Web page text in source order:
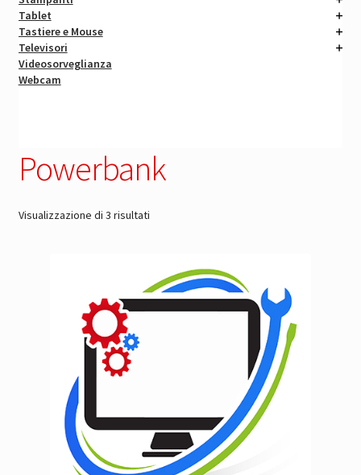
Powerbank
Visualizzazione di 3 risultatiPrezzo:
economico
Tablet
Tastiere e Mouse
Televisori
Videosorveglianza
Webcam